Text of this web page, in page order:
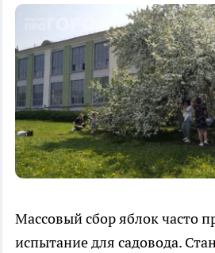
Массовый сбор яблок часто
испытание для садовода.